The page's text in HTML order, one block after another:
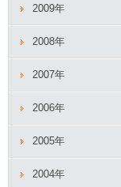
2009年
2008年
2007年
2006年
2005年
2004年